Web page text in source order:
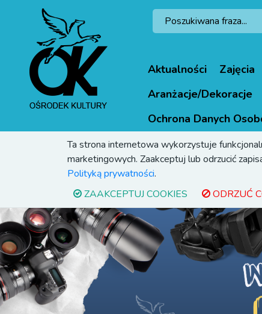
Aktualności Zajęcia
Aranżacje/Dekoracje
Ochrona Danych
Ta strona internetowa wykorzystuje
marketingowych. Zaakceptuj lub odrzucić
Polityką prywatności.
ZAAKCEPTUJ COOKIES
ODRZUĆ